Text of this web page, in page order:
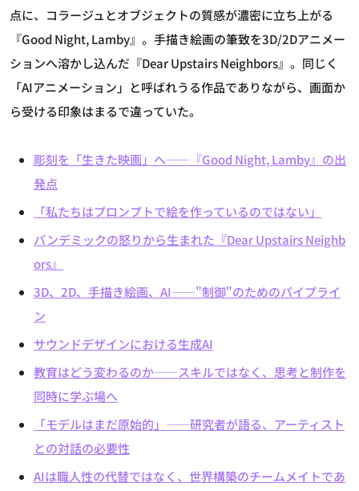
点に、コラージュとオブジェクトの質感が濃密に立ち上がる
『Good Night, Lamby』。手描き絵画の筆致を3D/2Dアニメー
ションへ溶かし込んだ『Dear Upstairs Neighbors』。同じく
「AIアニメーション」と呼ばれうる作品でありながら、画面か
ら受ける印象はまるで違っていた。
彫刻を「生きた映画」へ——『Good Night, Lamby』の出
発点
「私たちはプロンプトで絵を作っているのではない」
パンデミックの怒りから生まれた『Dear Upstairs Neighb
ors』
3D、2D、手描き絵画、AI——"制御"のためのパイプライ
ン
サウンドデザインにおける生成AI
教育はどう変わるのか——スキルではなく、思考と制作を
同時に学ぶ場へ
「モデルはまだ原始的」——研究者が語る、アーティスト
との対話の必要性
AIは職人性の代替ではなく、世界構築のチームメイトであ